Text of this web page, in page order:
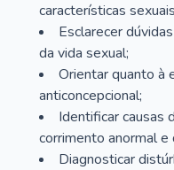
características
Esclarecer
da vida sexual;
Orientar quanto à
anticoncepcional;
Identificar causas
corrimento anormal
Diagnosticar